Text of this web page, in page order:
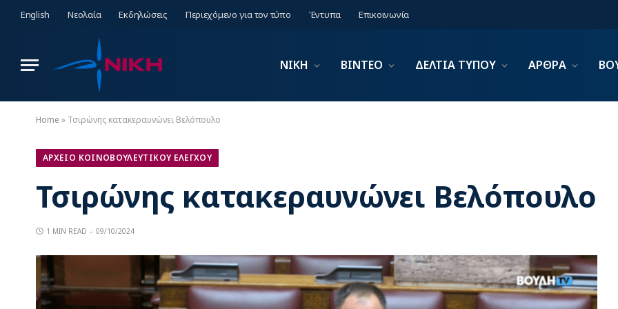
English Νεολαία Εκδηλώσεις Περιεχόμενο για τον τύπο Έντυπα Επικοινωνία
ΝΙΚΗ ΒΙΝΤΕΟ ΔΕΛΤΙΑ ΤΥΠΟΥ ΑΡΘΡΑ
Home » Τσιρώνης κατακεραυνώνει Βελόπουλο
ΑΡΧΕΙΟ ΚΟΙΝΟΒΟΥΛΕΥΤΙΚΟΥ ΕΛΕΓΧΟΥ
Τσιρώνης κατακεραυνώνει Βελόπουλο
1 MIN READ 09/10/2024